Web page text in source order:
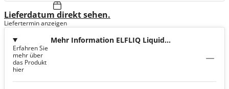
Lieferdatum direkt sehen.
Liefertermin anzeigen
Mehr Information ELFLIQ Liquid
Erfahren Sie
mehr über
das Produkt
hier